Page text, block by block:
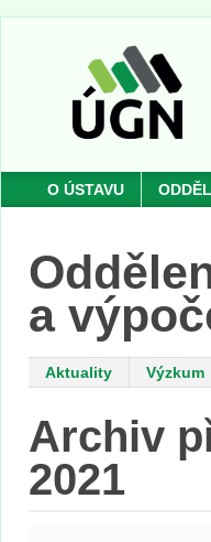
O ÚSTAVU
a
Aktuality Výzkum
Archiv
2021